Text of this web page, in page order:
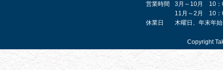
営業時間
3月～10月 10：
11月～2月 10：
休業日
木曜日、年末年始
Copyright